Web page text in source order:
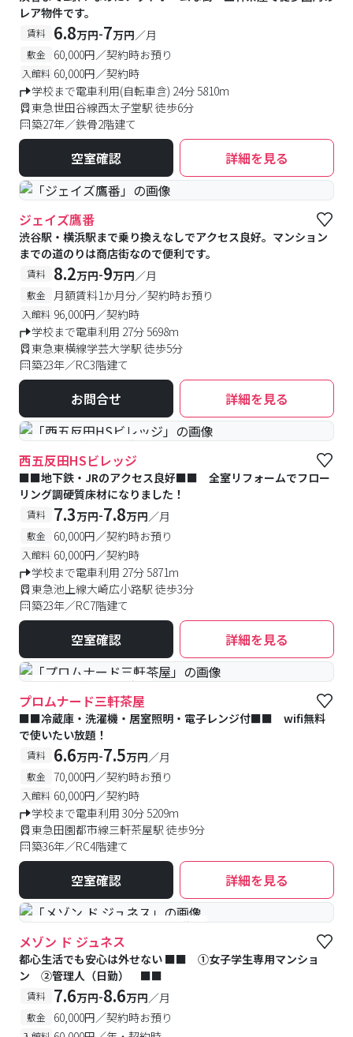
レア物件です。
賃料 6.8万円-7万円／月
敷金 60,000円／契約時お預り
入館料 60,000円／契約時
学校まで電車利用(自転車含) 24分 5810m
東急世田谷線西太子堂駅 徒歩6分
築27年／鉄骨2階建て
空室確認 詳細を見る
ジェイズ鷹番
渋谷駅・横浜駅まで乗り換えなしでアクセス良好。マンション
までの道のりは商店街なので便利です。
賃料 8.2万円-9万円／月
敷金 月額賃料1か月分／契約時お預り
入館料 96,000円／契約時
学校まで電車利用 27分 5698m
東急東横線学芸大学駅 徒歩5分
築23年／RC3階建て
お問合せ 詳細を見る
#予約受付中 #空室待ち
西五反田HSビレッジ
■■地下鉄・JRのアクセス良好■■ 全室リフォームでフロー
リング調硬質床材になりました！
賃料 7.3万円-7.8万円／月
敷金 60,000円／契約時お預り
入館料 60,000円／契約時
学校まで電車利用 27分 5871m
東急池上線大崎広小路駅 徒歩3分
築23年／RC7階建て
空室確認 詳細を見る
#予約受付中 #空室待ち
プロムナード三軒茶屋
■■冷蔵庫・洗濯機・居室照明・電子レンジ付■■ wifi無料
で使いたい放題！
賃料 6.6万円-7.5万円／月
敷金 70,000円／契約時お預り
入館料 60,000円／契約時
学校まで電車利用 30分 5209m
東急田園都市線三軒茶屋駅 徒歩9分
築36年／RC4階建て
空室確認 詳細を見る
#女性専用 #予約受付中 #空室待ち
メゾン ド ジュネス
都心生活でも安心は外せない ■■ ①女子学生専用マンショ
ン ②管理人（日勤） ■■
賃料 7.6万円-8.6万円／月
敷金 60,000円／契約時お預り